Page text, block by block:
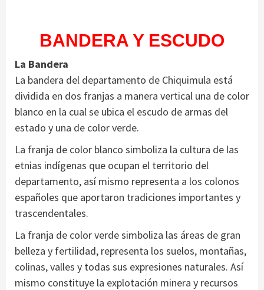
BANDERA Y ESCUDO
La Bandera
La bandera del departamento de Chiquimula está
dividida en dos franjas a manera vertical una de color
blanco en la cual se ubica el escudo de armas del
estado y una de color verde.
La franja de color blanco simboliza la cultura de las
etnias indígenas que ocupan el territorio del
departamento, así mismo representa a los colonos
españoles que aportaron tradiciones importantes y
trascendentales.
La franja de color verde simboliza las áreas de gran
belleza y fertilidad, representa los suelos, montañas,
colinas, valles y todas sus expresiones naturales. Así
mismo constituye la explotación minera y recursos